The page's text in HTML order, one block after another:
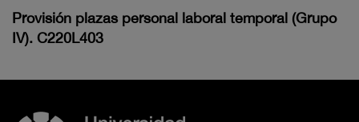
Provisión plazas personal laboral temporal (Grupo
IV). C220L403